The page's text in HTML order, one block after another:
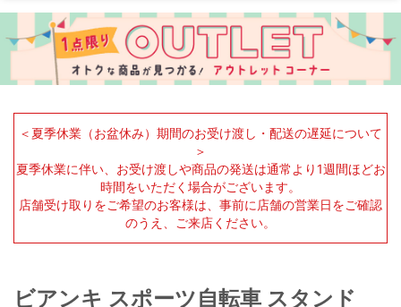
＜夏季休業（お盆休み）期間のお受け渡し・配送の遅延について
＞
夏季休業に伴い、お受け渡しや商品の発送は通常より1週間ほどお
時間をいただく場合がございます。
店舗受け取りをご希望のお客様は、事前に店舗の営業日をご確認
のうえ、ご来店ください。
ビアンキ スポーツ自転車 スタンド